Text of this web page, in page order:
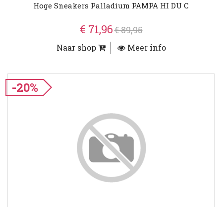
Hoge Sneakers Palladium PAMPA HI DU C
€ 71,96€ 89,95
Naar shop Meer info
-20%